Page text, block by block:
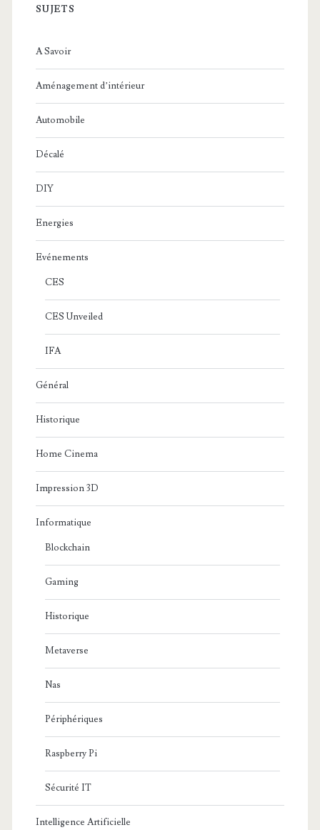
SUJETS
A Savoir
Aménagement d’intérieur
Automobile
Décalé
DIY
Energies
Evénements
CES
CES Unveiled
IFA
Général
Historique
Home Cinema
Impression 3D
Informatique
Blockchain
Gaming
Historique
Metaverse
Nas
Périphériques
Raspberry Pi
Sécurité IT
Intelligence Artificielle